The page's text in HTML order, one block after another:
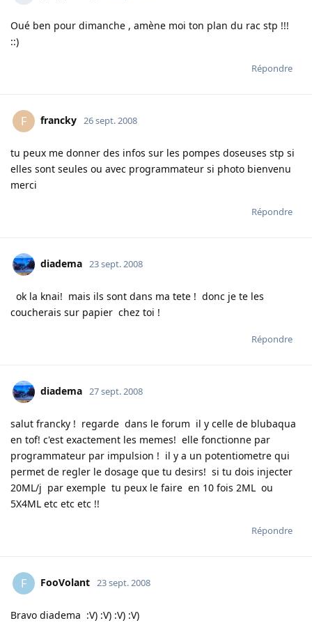
Oué ben pour dimanche , amène moi ton plan du rac stp !!!
::)
Répondre
F francky 26 sept. 2008
tu peux me donner des infos sur les pompes doseuses stp si
elles sont seules ou avec programmateur si photo bienvenu
merci
Répondre
diadema 23 sept. 2008
ok la knai! mais ils sont dans ma tete ! donc je te les
coucherais sur papier chez toi !
Répondre
diadema 27 sept. 2008
salut francky ! regarde dans le forum il y celle de blubaqua
en tof! c'est exactement les memes! elle fonctionne par
programmateur par impulsion ! il y a un potentiometre qui
permet de regler le dosage que tu desirs! si tu dois injecter
20ML/j par exemple tu peux le faire en 10 fois 2ML ou
5X4ML etc etc etc !!
Répondre
F FooVolant 23 sept. 2008
Bravo diadema :V) :V) :V) :V)